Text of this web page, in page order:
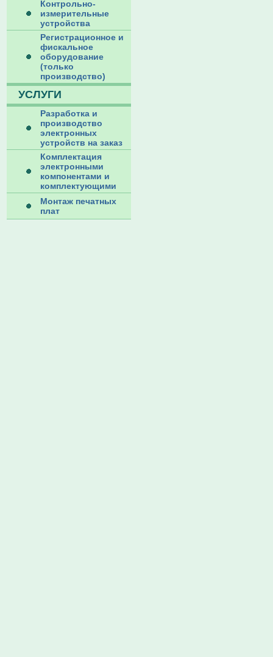
Контрольно-
измерительные
устройства
Регистрационное и
фискальное
оборудование
(только
производство)
УСЛУГИ
Разработка и
производство
электронных
устройств на заказ
Комплектация
электронными
компонентами и
комплектующими
Монтаж печатных
плат